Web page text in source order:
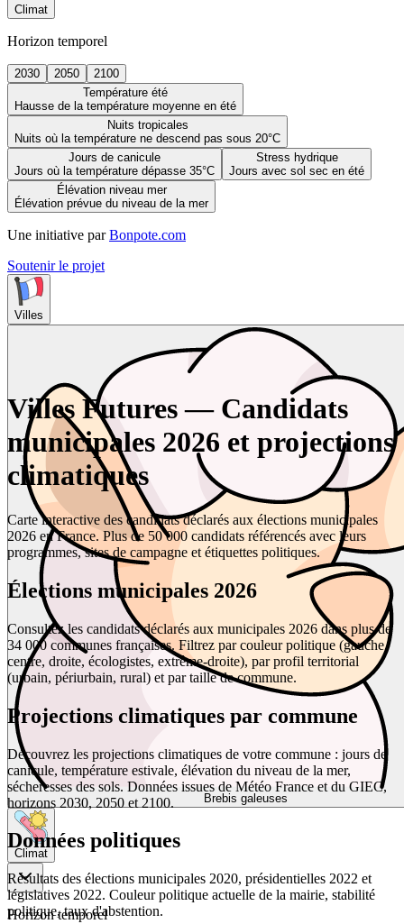
Climat
Horizon temporel
2030 2050
2100
Température été
Hausse de la température moyenne en été
Nuits tropicales
Nuits où la température ne descend pas sous 20°C
Jours de canicule
Jours où la température dépasse 35°C
Stress hydrique
Jours avec sol sec en été
Élévation niveau mer
Élévation prévue du niveau de la mer
Une initiative par Bonpote.com
Soutenir le projet
Villes
Brebis galeuses
Climat
Horizon temporel
Villes Futures — Candidats
municipales 2026 et projections
climatiques
Carte interactive des candidats déclarés aux élections municipales
2026 en France. Plus de 50 000 candidats référencés avec leurs
programmes, sites de campagne et étiquettes politiques.
Élections municipales 2026
Consultez les candidats déclarés aux municipales 2026 dans plus de
34 000 communes françaises. Filtrez par couleur politique (gauche,
centre, droite, écologistes, extrême-droite), par profil territorial
(urbain, périurbain, rural) et par taille de commune.
Projections climatiques par commune
Découvrez les projections climatiques de votre commune : jours de
canicule, température estivale, élévation du niveau de la mer,
sécheresses des sols. Données issues de Météo France et du GIEC,
horizons 2030, 2050 et 2100.
Données politiques
Résultats des élections municipales 2020, présidentielles 2022 et
législatives 2022. Couleur politique actuelle de la mairie, stabilité
politique, taux d'abstention.